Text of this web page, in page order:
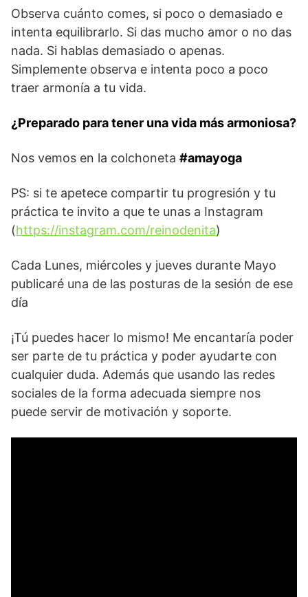
Observa cuánto comes, si poco o demasiado e
intenta equilibrarlo. Si das mucho amor o no das
nada. Si hablas demasiado o apenas.
Simplemente observa e intenta poco a poco
traer armonía a tu vida.
¿Preparado para tener una vida más armoniosa?
Nos vemos en la colchoneta #amayoga
PS: si te apetece compartir tu progresión y tu
práctica te invito a que te unas a Instagram
(https://instagram.com/reinodenita)
Cada Lunes, miércoles y jueves durante Mayo
publicaré una de las posturas de la sesión de ese
día
¡Tú puedes hacer lo mismo! Me encantaría poder
ser parte de tu práctica y poder ayudarte con
cualquier duda. Además que usando las redes
sociales de la forma adecuada siempre nos
puede servir de motivación y soporte.